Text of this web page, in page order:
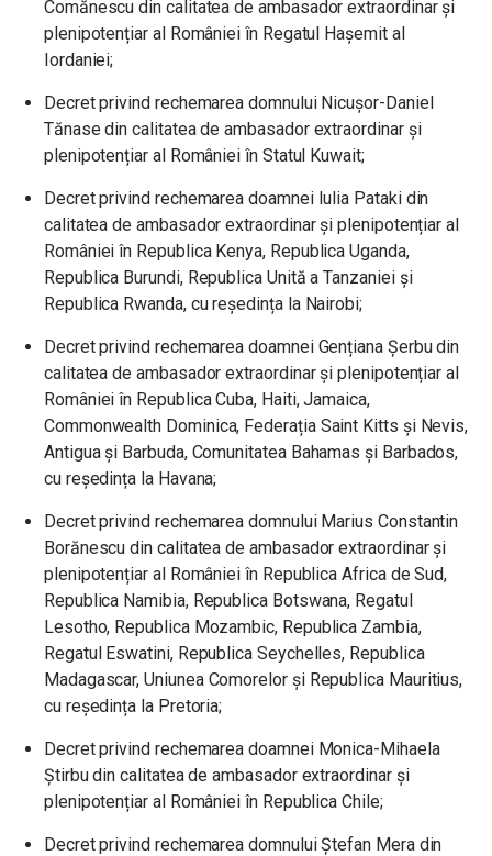
Comănescu din calitatea de ambasador extraordinar și
plenipotențiar al României în Regatul Hașemit al
Iordaniei;
Decret privind rechemarea domnului Nicușor-Daniel
Tănase din calitatea de ambasador extraordinar și
plenipotențiar al României în Statul Kuwait;
Decret privind rechemarea doamnei Iulia Pataki din
calitatea de ambasador extraordinar și plenipotențiar al
României în Republica Kenya, Republica Uganda,
Republica Burundi, Republica Unită a Tanzaniei și
Republica Rwanda, cu reședința la Nairobi;
Decret privind rechemarea doamnei Gențiana Șerbu din
calitatea de ambasador extraordinar și plenipotențiar al
României în Republica Cuba, Haiti, Jamaica,
Commonwealth Dominica, Federația Saint Kitts și Nevis,
Antigua și Barbuda, Comunitatea Bahamas și Barbados,
cu reședința la Havana;
Decret privind rechemarea domnului Marius Constantin
Borănescu din calitatea de ambasador extraordinar și
plenipotențiar al României în Republica Africa de Sud,
Republica Namibia, Republica Botswana, Regatul
Lesotho, Republica Mozambic, Republica Zambia,
Regatul Eswatini, Republica Seychelles, Republica
Madagascar, Uniunea Comorelor și Republica Mauritius,
cu reședința la Pretoria;
Decret privind rechemarea doamnei Monica-Mihaela
Știrbu din calitatea de ambasador extraordinar și
plenipotențiar al României în Republica Chile;
Decret privind rechemarea domnului Ștefan Mera din